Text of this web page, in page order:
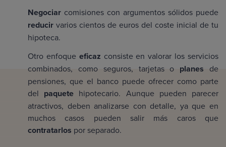
Negociar comisiones con argumentos sólidos puede
reducir varios cientos de euros del coste inicial de tu
hipoteca.
Otro enfoque eficaz consiste en valorar los servicios
combinados, como seguros, tarjetas o planesde
pensiones, que el banco puede ofrecer como parte
del paquete hipotecario. Aunque pueden parecer
atractivos, deben analizarse con detalle, ya que en
muchos casos pueden salir más caros que
contratarlos por separado.